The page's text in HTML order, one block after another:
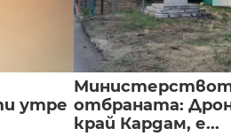
утре отбраната:
край Кардам, е...